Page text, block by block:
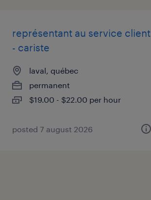
parvenir votre
vous pourriez être
représentant au service client
- cariste
laval, québec
permanent
$19.00 - $22.00 per hour
posted 7 august 2026